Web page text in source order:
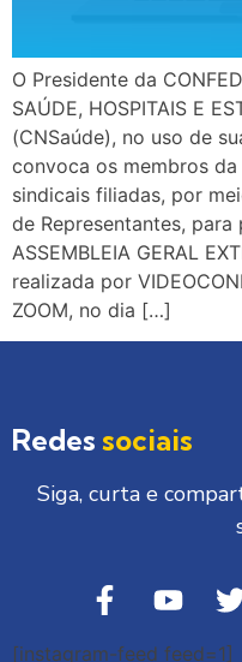
O Presidente da
SAÚDE, HOSPITAIS E
(CNSaúde), no uso de
convoca os membros
sindicais filiadas, por
de Representantes,
ASSEMBLEIA GERAL
realizada por
ZOOM, no dia […]
Redes sociais
Siga, curta e
[instagram-feed feed=1]